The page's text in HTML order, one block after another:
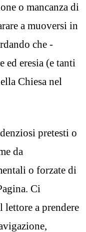
o mancanza di
a muoversi in
che -
ed eresia (e tanti
Chiesa nel
pretesti o
da
o forzate di
Ci
a prendere